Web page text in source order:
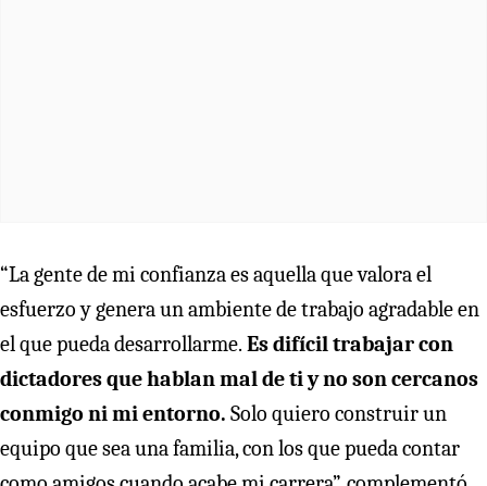
“La gente de mi confianza es aquella que valora el
esfuerzo y genera un ambiente de trabajo agradable en
el que pueda desarrollarme. Es difícil trabajar con
dictadores que hablan mal de ti y no son cercanos
conmigo ni mi entorno. Solo quiero construir un
equipo que sea una familia, con los que pueda contar